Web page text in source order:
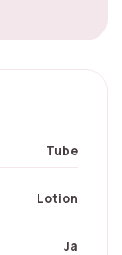
Tube
Lotion
Ja